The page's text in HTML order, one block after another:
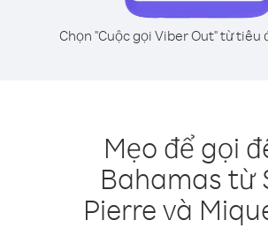
Chọn "Cuộc gọi Viber Out" từ tiêu
Mẹo để gọi
Bahamas từ
Pierre và